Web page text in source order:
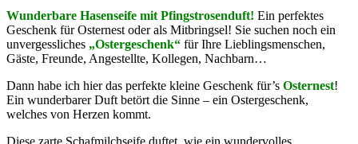
Wunderbare Hasenseife mit Pfingstrosenduft! Ein perfektes
Geschenk für Osternest oder als Mitbringsel! Sie suchen noch ein
unvergessliches „Ostergeschenk“ für Ihre Lieblingsmenschen,
Gäste, Freunde, Angestellte, Kollegen, Nachbarn…
Dann habe ich hier das perfekte kleine Geschenk für’s Osternest!
Ein wunderbarer Duft betört die Sinne – ein Ostergeschenk,
welches von Herzen kommt.